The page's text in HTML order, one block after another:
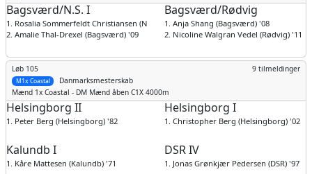
Bagsværd/N.S. I
1. Rosalia Sommerfeldt Christiansen (N.S.) '07
2. Amalie Thal-Drexel (Bagsværd) '09
Bagsværd/Rødvig
1. Anja Shang (Bagsværd) '08
2. Nicoline Walgran Vedel (Rødvig) '11
Løb 105
Danmarksmesterskab
9 tilmeldinger
M1x Coastal
Mænd 1x Coastal - DM Mænd åben C1X 4000m
Helsingborg II
1. Peter Berg (Helsingborg) '82
Helsingborg I
1. Christopher Berg (Helsingborg) '02
Kalundb I
1. Kåre Mattesen (Kalundb) '71
DSR IV
1. Jonas Grønkjær Pedersen (DSR) '97